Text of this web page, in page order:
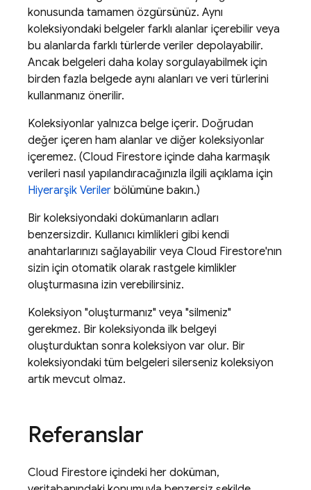
konusunda tamamen özgürsünüz. Aynı
koleksiyondaki belgeler farklı alanlar içerebilir veya
bu alanlarda farklı türlerde veriler depolayabilir.
Ancak belgeleri daha kolay sorgulayabilmek için
birden fazla belgede aynı alanları ve veri türlerini
kullanmanız önerilir.
Koleksiyonlar yalnızca belge içerir. Doğrudan
değer içeren ham alanlar ve diğer koleksiyonlar
içeremez. (Cloud Firestore içinde daha karmaşık
verileri nasıl yapılandıracağınızla ilgili açıklama için
Hiyerarşik Veriler bölümüne bakın.)
Bir koleksiyondaki dokümanların adları
benzersizdir. Kullanıcı kimlikleri gibi kendi
anahtarlarınızı sağlayabilir veya Cloud Firestore'nın
sizin için otomatik olarak rastgele kimlikler
oluşturmasına izin verebilirsiniz.
Koleksiyon "oluşturmanız" veya "silmeniz"
gerekmez. Bir koleksiyonda ilk belgeyi
oluşturduktan sonra koleksiyon var olur. Bir
koleksiyondaki tüm belgeleri silerseniz koleksiyon
artık mevcut olmaz.
Referanslar
Cloud Firestore içindeki her doküman,